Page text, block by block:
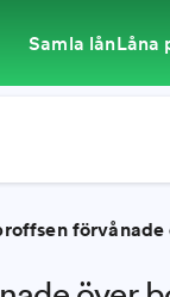
Samla lånLåna
förvånade